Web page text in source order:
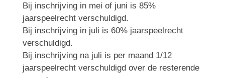
Bij inschrijving in mei of juni is 85%
jaarspeelrecht verschuldigd.
Bij inschrijving in juli is 60% jaarspeelrecht
verschuldigd.
Bij inschrijving na juli is per maand 1/12
jaarspeelrecht verschuldigd over de resterende